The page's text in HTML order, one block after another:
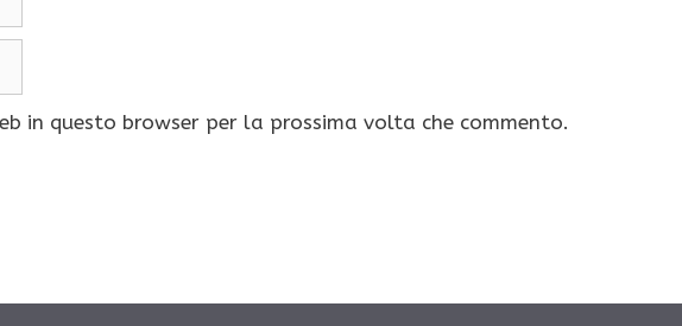
in questo browser per la prossima volta che commento.